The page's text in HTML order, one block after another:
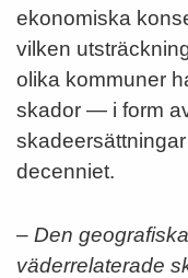
ekonomiska
vilken
olika kommuner
skador — i form
decenniet.
– Den
väderrelaterade